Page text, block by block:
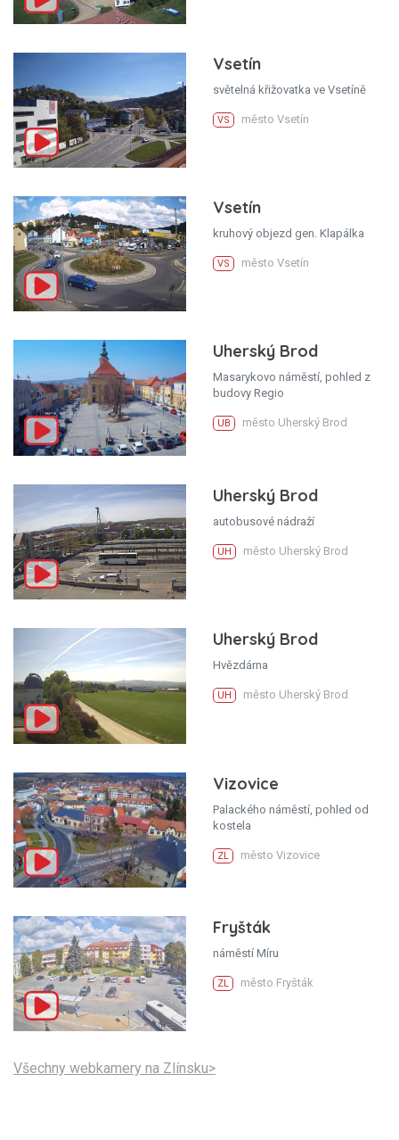
Vsetín
světelná křižovatka ve Vsetíně
VS město Vsetín
Vsetín
kruhový objezd gen. Klapálka
VS město Vsetín
Uherský Brod
Masarykovo náměstí, pohled z
budovy Regio
UB město Uherský Brod
Uherský Brod
autobusové nádraží
UH město Uherský Brod
Uherský Brod
Hvězdárna
UH město Uherský Brod
Vizovice
Palackého náměstí, pohled od
kostela
ZL město Vizovice
Fryšták
náměstí Míru
ZL město Fryšták
Všechny webkamery na Zlínsku>